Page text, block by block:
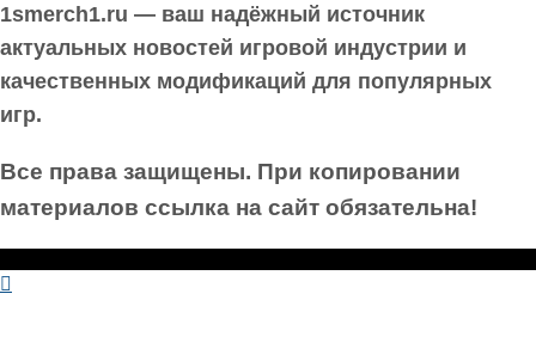
1smerch1.ru — ваш надёжный источник
актуальных новостей игровой индустрии и
качественных модификаций для популярных
игр.
Все права защищены. При копировании
материалов ссылка на сайт обязательна!